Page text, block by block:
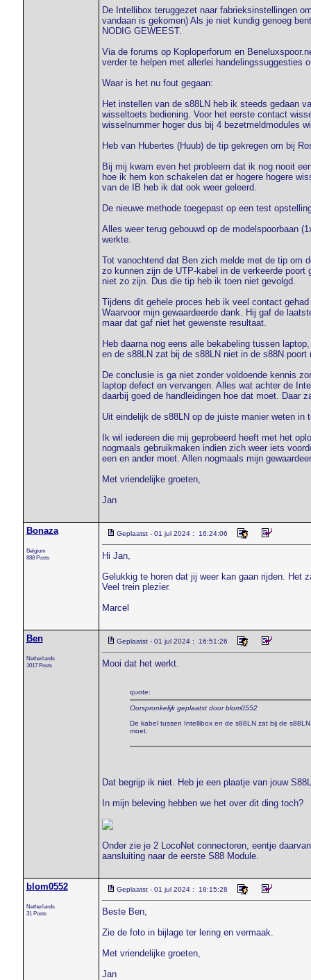
De Intellibox teruggezet naar fabrieksinstellingen
vandaan is gekomen) Als je niet kundig genoeg
NODIG GEWEEST.
Via de forums op Koploperforum en
verder te helpen met allerlei handelingssuggesties
Waar is het nu fout gegaan:
Het instellen van de s88LN heb ik steeds gedaan
wisseltoets bediening. Voor het eerste contact
wisselnummer hoger dus bij 4 bezetmeldmodules
Heb van Hubertes (Huub) de tip gekregen om bij
Bij mij kwam even het probleem dat ik nog nooit
hoe ik hem kon schakelen dat er hogere hogere
van de IB heb ik dat ook weer geleerd.
De nieuwe methode toegepast op een test
Alles weer terug gebouwd op de modelspoorbaan
werkte.
Tot vanochtend dat Ben zich melde met de tip om
zo kunnen zijn de UTP-kabel in de verkeerde
niet zo zijn. Dus die tip heb ik toen niet gevolgd.
Tijdens dit gehele proces heb ik veel contact
Waarvoor mijn gewaardeerde dank. Hij gaf de
maar dat gaf niet het gewenste resultaat.
Heb daarna nog eens alle bekabeling tussen
en de s88LN zat bij de s88LN niet in de s88N
De conclusie is ga niet zonder voldoende kennis
laptop defect en vervangen. Alles wat achter de
daarbij goed de handleidingen hoe dat moet. Daar
Uit eindelijk de s88LN op de juiste manier weten
Ik wil iedereen die mij geprobeerd heeft met het
nogmaals gebruikmaken indien zich weer iets
een en ander moet. Allen nogmaals mijn
Met vriendelijke groeten,
Jan
Bonaza
Belgium
888 Posts
Geplaatst - 01 jul 2024 : 16:24:06
Hi Jan,
Gelukkig te horen dat jij weer kan gaan rijden. Het
Veel trein plezier.
Marcel
Ben
Netherlands
1017 Posts
Geplaatst - 01 jul 2024 : 16:51:26
Mooi dat het werkt.
quote:
Oorspronkelijk geplaatst door blom0552
De kabel tussen Intellibox en de s88LN zat bij de
moet.
Dat begrijp ik niet. Heb je een plaatje van jouw
In mijn beleving hebben we het over dit ding toch?
Onder zie je 2 LocoNet connectoren, eentje
aansluiting naar de eerste S88 Module.
blom0552
Netherlands
31 Posts
Geplaatst - 01 jul 2024 : 18:15:28
Beste Ben,
Zie de foto in bijlage ter lering en vermaak.
Met vriendelijke groeten,
Jan